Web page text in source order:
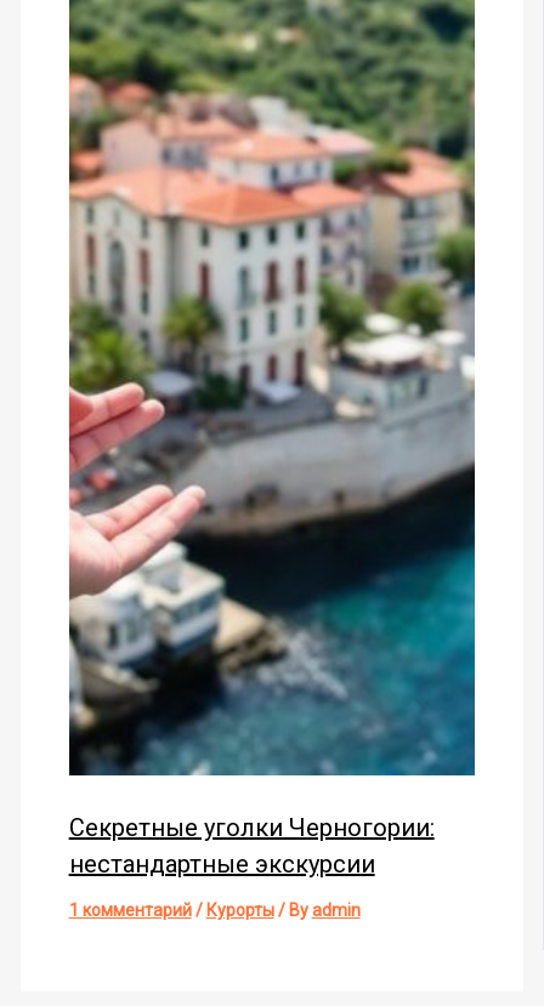
Секретные уголки Черногории:
нестандартные экскурсии
1 комментарий / Курорты/ Byadmin